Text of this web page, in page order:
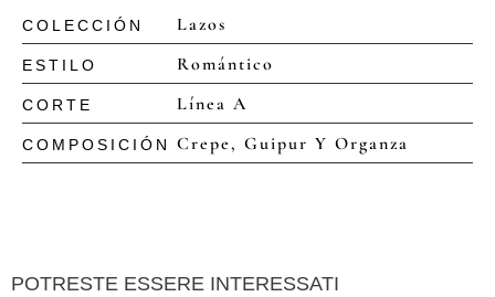
COLECCIÓN Lazos
ESTILO Romántico
CORTE Línea A
COMPOSICIÓN Crepe, Guipur Y Organza
POTRESTE ESSERE INTERESSATI